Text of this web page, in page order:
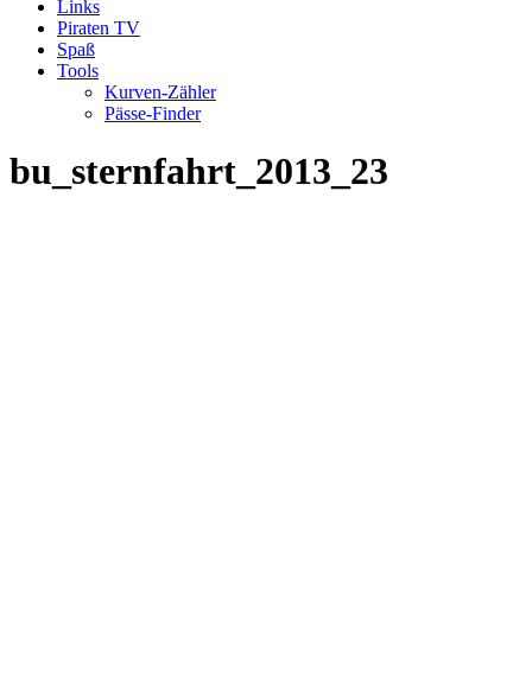
Links
Piraten TV
Spaß
Tools
Kurven-Zähler
Pässe-Finder
bu_sternfahrt_2013_23